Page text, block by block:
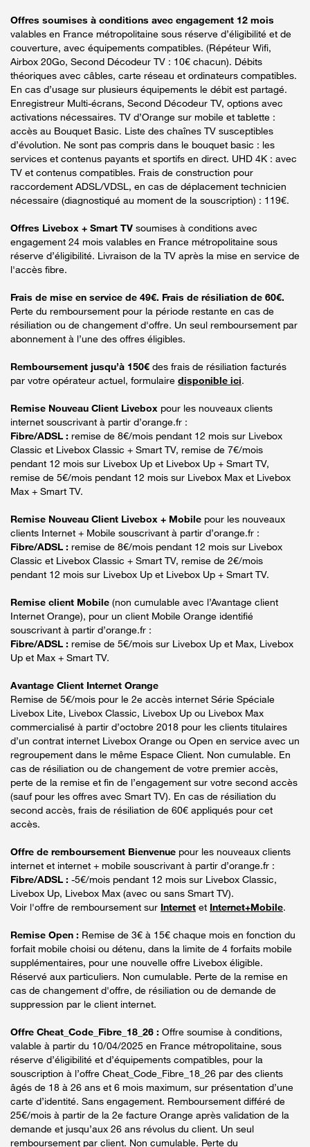
Offres soumises à conditions avec engagement 12 mois
valables en France métropolitaine sous réserve d’éligibilité et de
couverture, avec équipements compatibles. (Répéteur Wifi,
Airbox 20Go, Second Décodeur TV : 10€ chacun). Débits
théoriques avec câbles, carte réseau et ordinateurs compatibles.
En cas d’usage sur plusieurs équipements le débit est partagé.
Enregistreur Multi-écrans, Second Décodeur TV, options avec
activations nécessaires. TV d’Orange sur mobile et tablette :
accès au Bouquet Basic. Liste des chaînes TV susceptibles
d’évolution. Ne sont pas compris dans le bouquet basic : les
services et contenus payants et sportifs en direct. UHD 4K : avec
TV et contenus compatibles. Frais de construction pour
raccordement ADSL/VDSL, en cas de déplacement technicien
nécessaire (diagnostiqué au moment de la souscription) : 119€.
Offres Livebox + Smart TV soumises à conditions avec
engagement 24 mois valables en France métropolitaine sous
réserve d’éligibilité. Livraison de la TV après la mise en service de
l'accès fibre.
Frais de mise en service de 49€. Frais de résiliation de 60€.
Perte du remboursement pour la période restante en cas de
résiliation ou de changement d'offre. Un seul remboursement par
abonnement à l’une des offres éligibles.
Remboursement jusqu’à 150€ des frais de résiliation facturés
par votre opérateur actuel, formulaire disponible ici.
Remise Nouveau Client Livebox pour les nouveaux clients
internet souscrivant à partir d’orange.fr :
Fibre/ADSL : remise de 8€/mois pendant 12 mois sur Livebox
Classic et Livebox Classic + Smart TV, remise de 7€/mois
pendant 12 mois sur Livebox Up et Livebox Up + Smart TV,
remise de 5€/mois pendant 12 mois sur Livebox Max et Livebox
Max + Smart TV.
Remise Nouveau Client Livebox + Mobile pour les nouveaux
clients Internet + Mobile souscrivant à partir d’orange.fr :
Fibre/ADSL : remise de 8€/mois pendant 12 mois sur Livebox
Classic et Livebox Classic + Smart TV, remise de 2€/mois
pendant 12 mois sur Livebox Up et Livebox Up + Smart TV.
Remise client Mobile (non cumulable avec l’Avantage client
Internet Orange), pour un client Mobile Orange identifié
souscrivant à partir d’orange.fr :
Fibre/ADSL : remise de 5€/mois sur Livebox Up et Max, Livebox
Up et Max + Smart TV.
Avantage Client Internet Orange
Remise de 5€/mois pour le 2e accès internet Série Spéciale
Livebox Lite, Livebox Classic, Livebox Up ou Livebox Max
commercialisé à partir d’octobre 2018 pour les clients titulaires
d’un contrat internet Livebox Orange ou Open en service avec un
regroupement dans le même Espace Client. Non cumulable. En
cas de résiliation ou de changement de votre premier accès,
perte de la remise et fin de l’engagement sur votre second accès
(sauf pour les offres avec Smart TV). En cas de résiliation du
second accès, frais de résiliation de 60€ appliqués pour cet
accès.
Offre de remboursement Bienvenue pour les nouveaux clients
internet et internet + mobile souscrivant à partir d’orange.fr :
Fibre/ADSL : -5€/mois pendant 12 mois sur Livebox Classic,
Livebox Up, Livebox Max (avec ou sans Smart TV).
Voir l'offre de remboursement sur Internet et Internet+Mobile.
Remise Open : Remise de 3€ à 15€ chaque mois en fonction du
forfait mobile choisi ou détenu, dans la limite de 4 forfaits mobile
supplémentaires, pour une nouvelle offre Livebox éligible.
Réservé aux particuliers. Non cumulable. Perte de la remise en
cas de changement d'offre, de résiliation ou de demande de
suppression par le client internet.
Offre Cheat_Code_Fibre_18_26 : Offre soumise à conditions,
valable à partir du 10/04/2025 en France métropolitaine, sous
réserve d’éligibilité et d’équipements compatibles, pour la
souscription à l’offre Cheat_Code_Fibre_18_26 par des clients
âgés de 18 à 26 ans et 6 mois maximum, sur présentation d’une
carte d’identité. Sans engagement. Remboursement différé de
25€/mois à partir de la 2e facture Orange après validation de la
demande et jusqu’aux 26 ans révolus du client. Un seul
remboursement par client. Non cumulable. Perte du